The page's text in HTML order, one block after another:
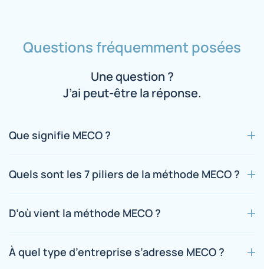
Questions fréquemment posées
Une question ?
J’ai peut-être la réponse.
Que signifie MECO ?
Quels sont les 7 piliers de la méthode MECO ?
D’où vient la méthode MECO ?
À quel type d’entreprise s’adresse MECO ?